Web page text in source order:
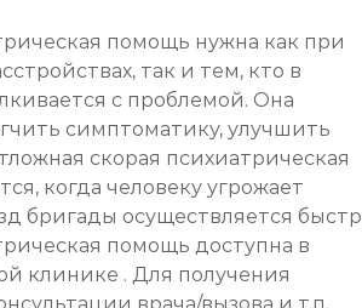
помощь нужна как при
так и тем, кто в
с проблемой. Она
симптоматику, улучшить
скорая психиатрическая
когда человеку угрожает
бригады осуществляется
помощь доступна в
клинике . Для получения